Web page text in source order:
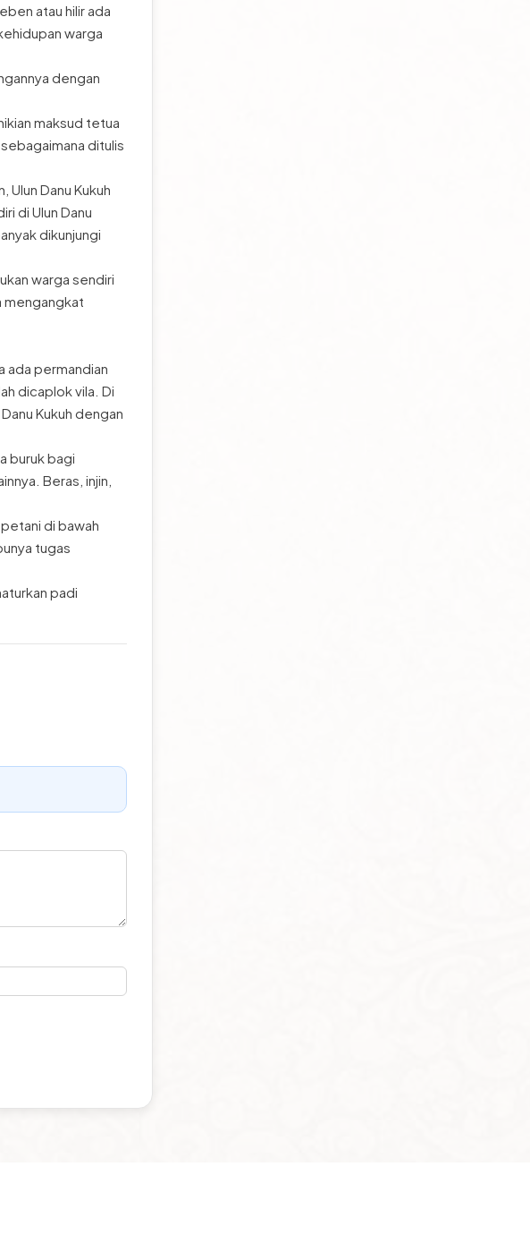
atau hilir ada
warga
dengan
maksud tetua
ditulis
Ulun Danu Kukuh
di Ulun Danu
dikunjungi
warga sendiri
mengangkat
ada permandian
dicaplok vila. Di
Kukuh dengan
buruk bagi
Beras, injin,
di bawah
tugas
padi